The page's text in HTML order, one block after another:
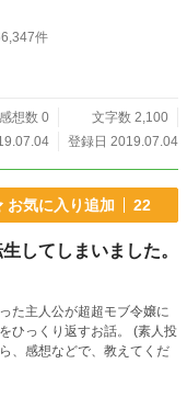
件
感想数 0
文字数 2,100
登録日 2019.07.04
お気に入り追加 22
してしまいました。
た主人公が超超モブ令嬢に
くり返すお話。 (素人投
、感想などで、教えてくだ